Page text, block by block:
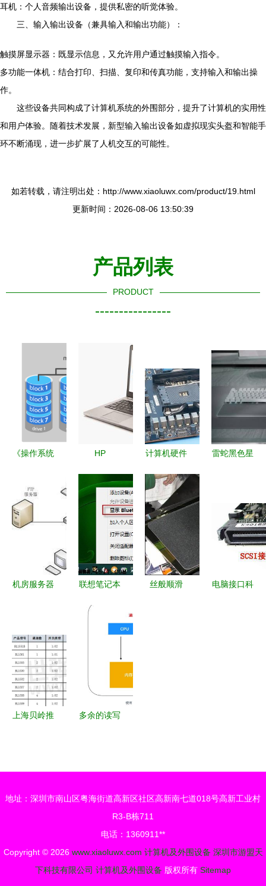
耳机：个人音频输出设备，提供私密的听觉体验。
三、输入输出设备（兼具输入和输出功能）：
触摸屏显示器：既显示信息，又允许用户通过触摸输入指令。
多功能一体机：结合打印、扫描、复印和传真功能，支持输入和输出操
作。
这些设备共同构成了计算机系统的外围部分，提升了计算机的实用性
和用户体验。随着技术发展，新型输入输出设备如虚拟现实头盔和智能手
环不断涌现，进一步扩展了人机交互的可能性。
如若转载，请注明出处：http://www.xiaoluwx.com/product/19.html
更新时间：2026-08-06 13:50:39
产品列表
PRODUCT
----------------
《操作系统
机及外围设
备》
HP
Folio
9470m 商
务精英的移
动办公利器
计算机硬件
主板（一）
——计算机
的“骨架”与
核心
雷蛇黑色星
品，引领高
性能外设新
潮流
机房服务器
指南 精准
配置，高效
协同
联想笔记本
叹号问题的
丝般顺滑
电脑接口科
上海贝岭推
外围设备应
多余的读写
序员需要了
解的硬核知
识之控制硬
件
地址：深圳市南山区粤海街道高新区社区高新南七道018号高新工业村
R3-B栋711
电话：1360911**
Copyright © 2026 www.xiaoluwx.com 计算机及外围设备 深圳市游盟天
下科技有限公司 计算机及外围设备 版权所有 Sitemap